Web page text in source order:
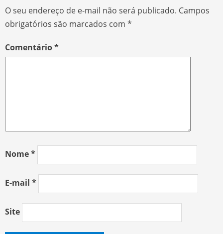
O seu endereço de e-mail não será publicado. Campos
obrigatórios são marcados com *
Comentário*
Nome*
E-mail *
Site